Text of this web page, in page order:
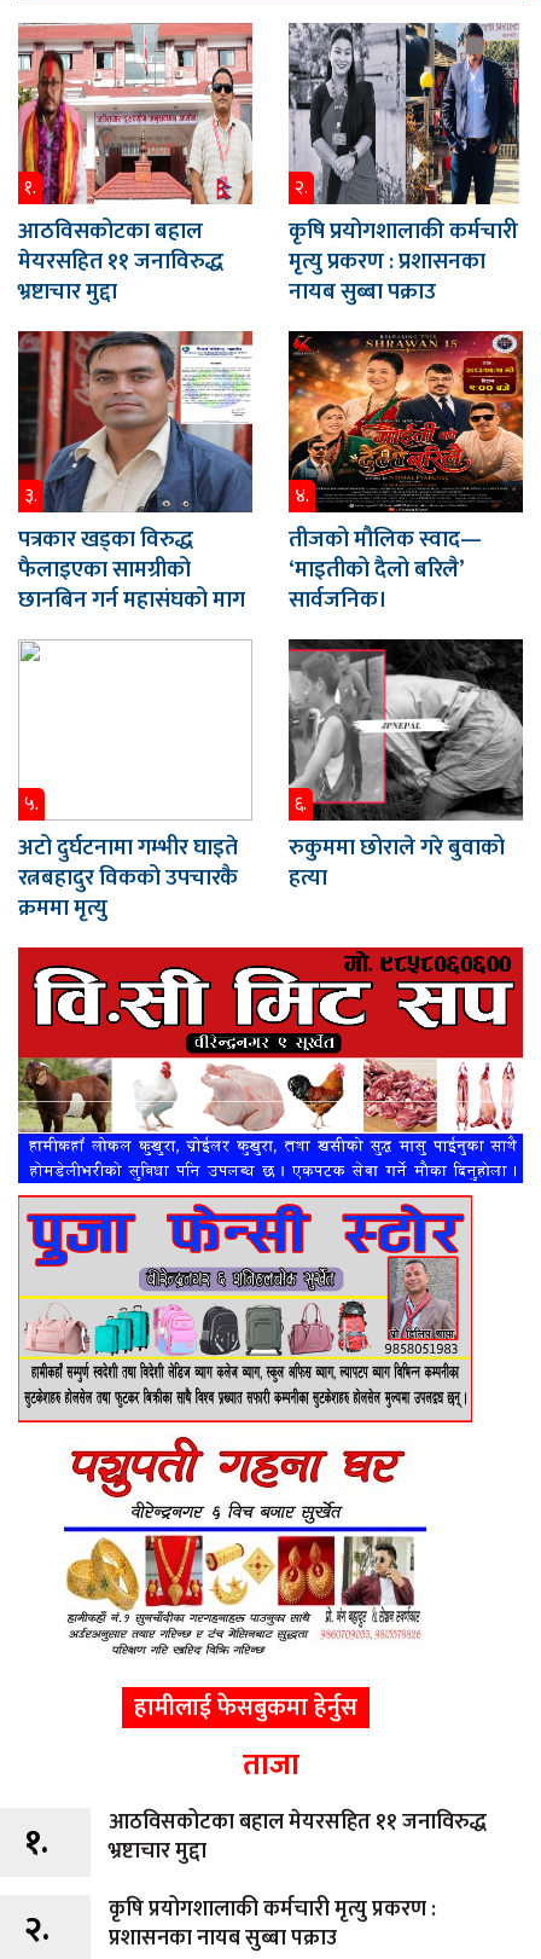
00:00
00:00
१.
आठविसकोटका बहाल
मेयरसहित ११ जनाविरुद्ध
भ्रष्टाचार मुद्दा
२.
कृषि प्रयोगशालाकी कर्मचारी
मृत्यु प्रकरण : प्रशासनका
नायब सुब्बा पक्राउ
३.
पत्रकार खड्का विरुद्ध
फैलाइएका सामग्रीको
छानबिन गर्न महासंघको माग
४.
तीजको मौलिक स्वाद—
‘माइतीको दैलो बरिलै’
सार्वजनिक।
५.
अटो दुर्घटनामा गम्भीर घाइते
रत्नबहादुर विकको उपचारकै
क्रममा मृत्यु
६.
रुकुममा छोराले गरे बुवाको
हत्या
हामीलाई फेसबुकमा हेर्नुस
ताजा
१.
आठविसकोटका बहाल मेयरसहित ११ जनाविरुद्ध
भ्रष्टाचार मुद्दा
२.
कृषि प्रयोगशालाकी कर्मचारी मृत्यु प्रकरण :
प्रशासनका नायब सुब्बा पक्राउ